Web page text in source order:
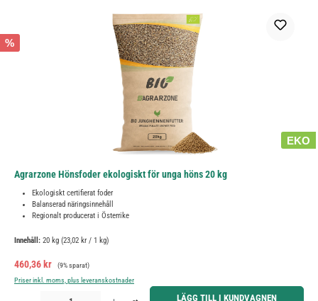
%
EKO
Agrarzone Hönsfoder ekologiskt för unga höns 20 kg
Ekologiskt certifierat foder
Balanserad näringsinnehåll
Regionalt producerat i Österrike
Innehåll: 20 kg (23,02 kr / 1 kg)
Försäljningspris:
460,36 kr Ordinarie pris:
(9% sparat)
Priser inkl. moms, plus leveranskostnader
Produktkvantitet: Ange önskat belopp eller använd knapparna för att öka eller minska kvantiteten.
LÄGG TILL I KUNDVAGNEN